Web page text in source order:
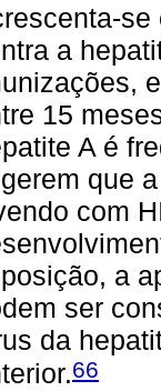
se
a
15
A é
que
com
a
ser
da
66